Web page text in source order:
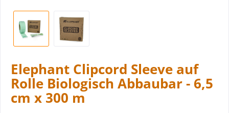
Elephant Clipcord Sleeve auf
Rolle Biologisch Abbaubar - 6,5
cm x 300 m